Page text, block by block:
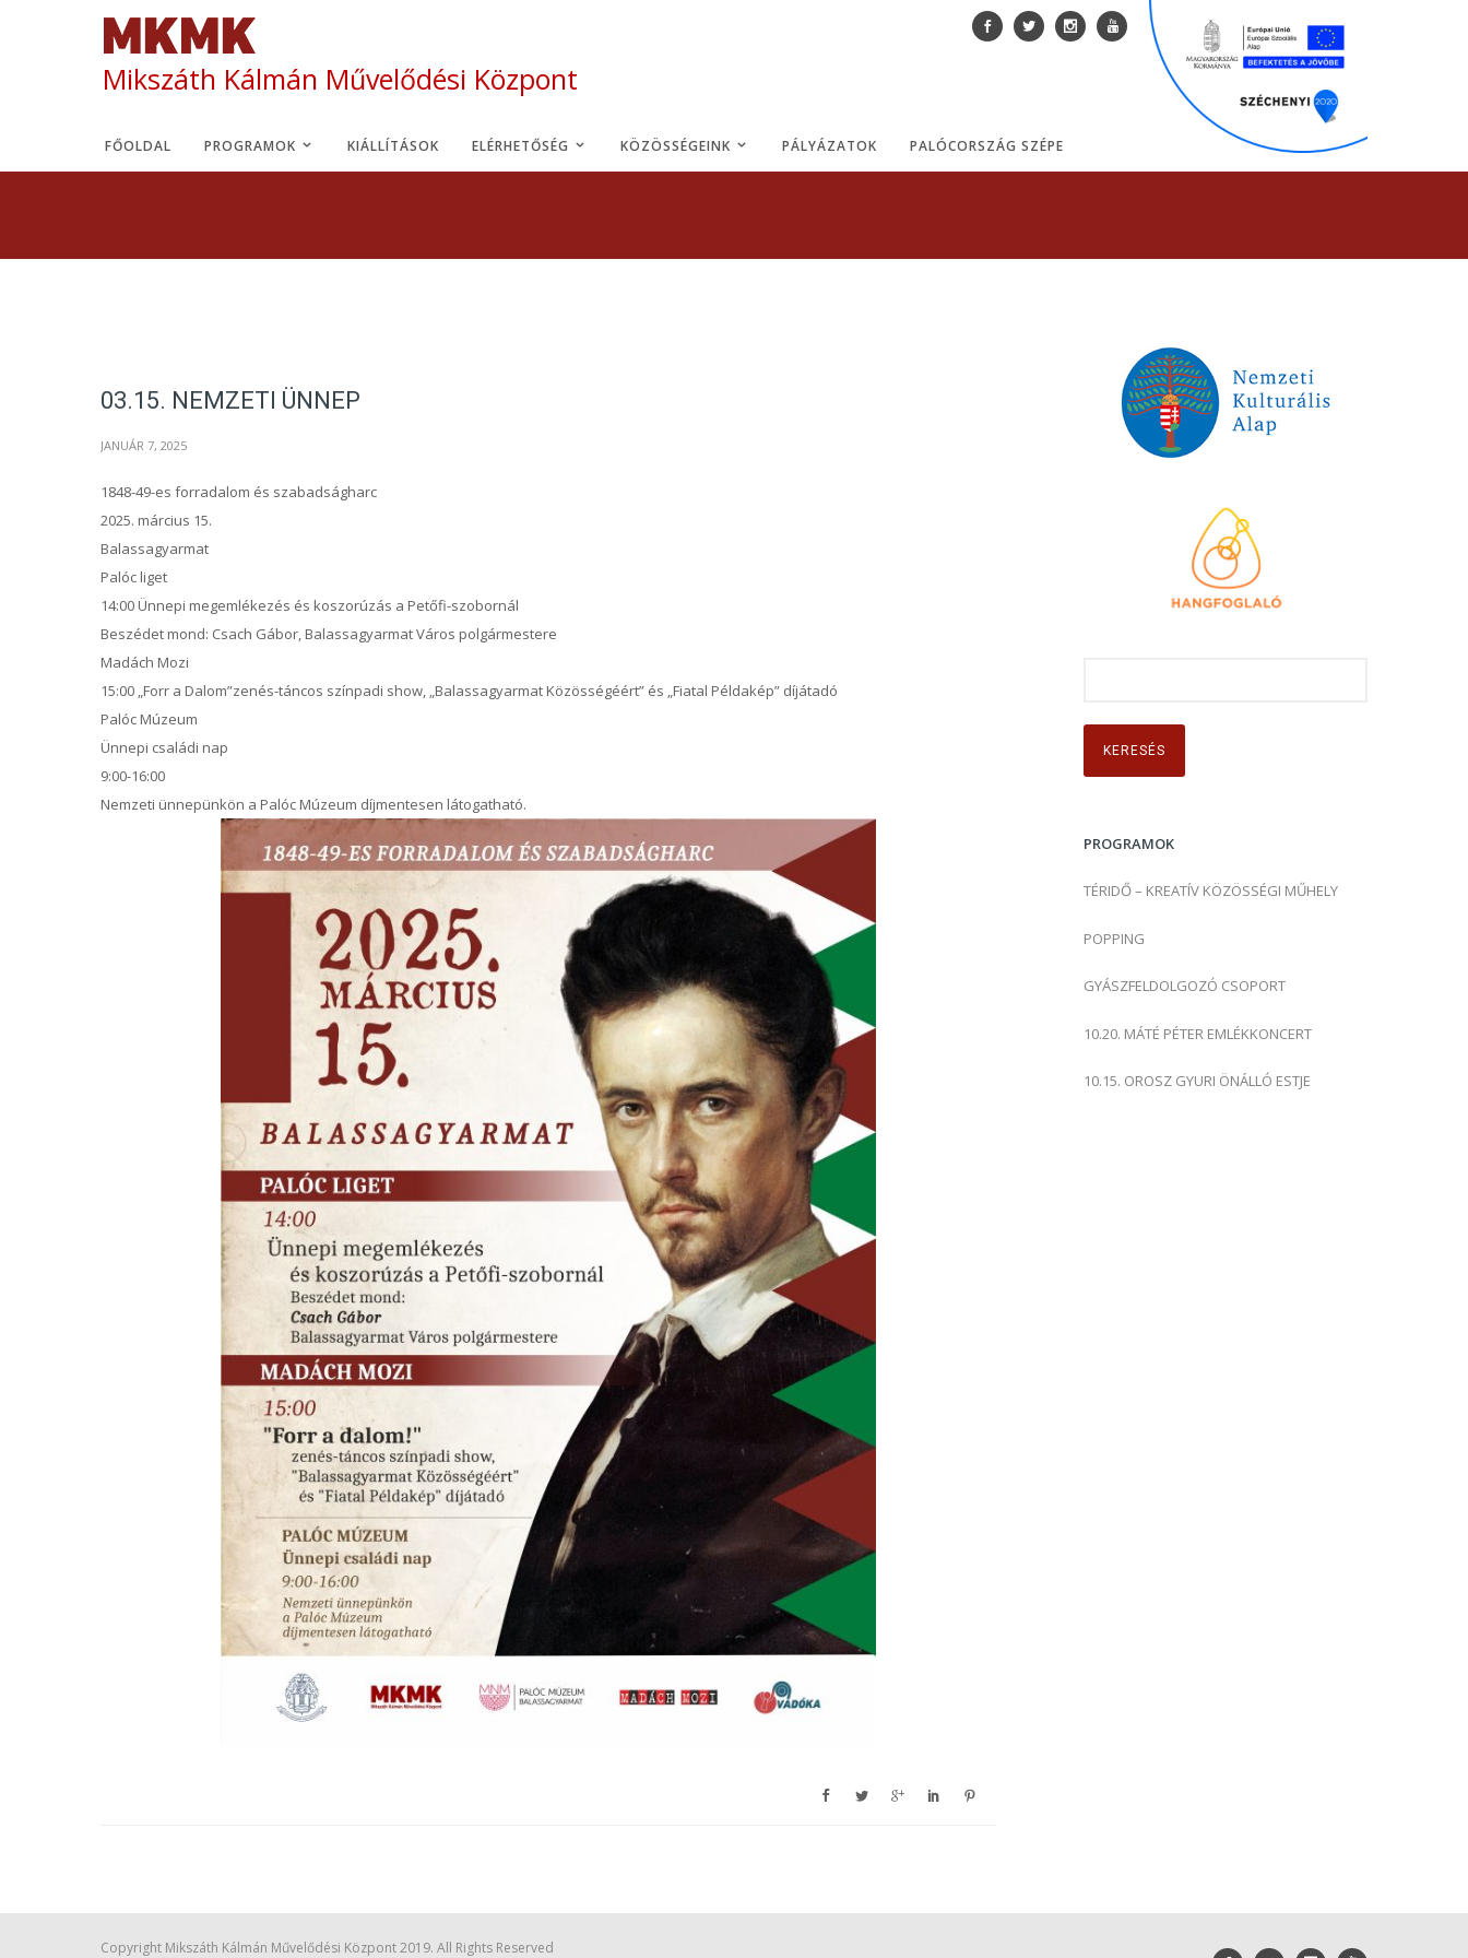
Mikszáth Kálmán Művelődési Központ
FŐOLDAL PROGRAMOK KIÁLLÍTÁSOK ELÉRHETŐSÉG KÖZÖSSÉGEINK PÁLYÁZATOK PALÓCORSZÁG SZÉPE
03.15. NEMZETI ÜNNEP
JANUÁR 7, 2025
1848-49-es forradalom és szabadságharc
2025. március 15.
Balassagyarmat
Palóc liget
14:00 Ünnepi megemlékezés és koszorúzás a Petőfi-szobornál
Beszédet mond: Csach Gábor, Balassagyarmat Város polgármestere
Madách Mozi
15:00 „Forr a Dalom”zenés-táncos színpadi show, „Balassagyarmat Közösségéért” és „Fiatal Példakép” díjátadó
Palóc Múzeum
Ünnepi családi nap
9:00-16:00
Nemzeti ünnepünkön a Palóc Múzeum díjmentesen látogatható.
r
s
:PROGRAMOK
TÉRIDŐ – KREATÍV KÖZÖSSÉGI MŰHELY
POPPING
GYÁSZFELDOLGOZÓ CSOPORT
10.20. MÁTÉ PÉTER EMLÉKKONCERT
10.15. OROSZ GYURI ÖNÁLLÓ ESTJE
Copyright Mikszáth Kálmán Művelődési Központ 2019. All Rights Reserved